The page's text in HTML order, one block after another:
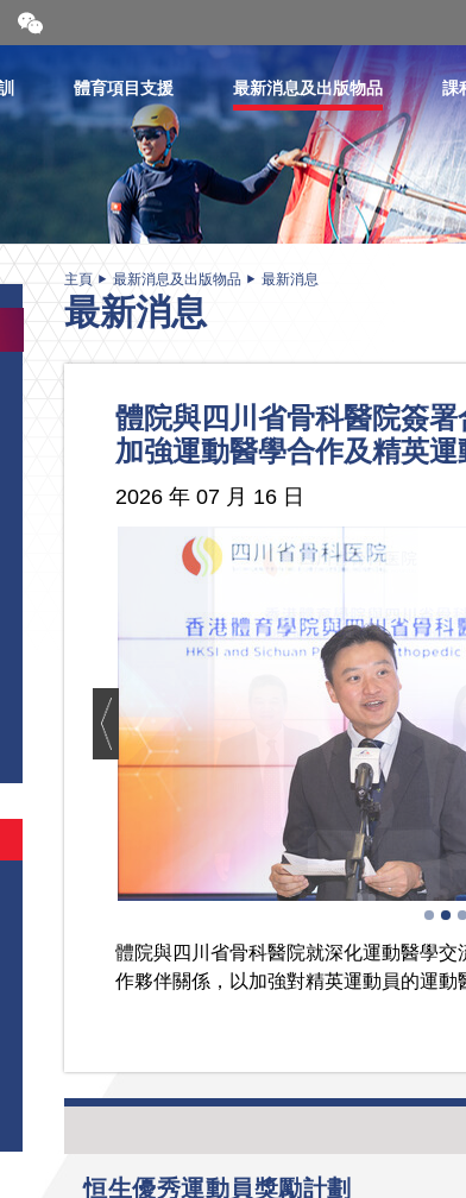
開
合
二
維
體育項目支援 最新消息及出版物品 課
主頁 最新消息及出版物品 最新消息
最新消息
體院與四川省骨科醫院簽
加強運動醫學合作及精英運
2026 年 07 月 16 日
體院與四川省骨科醫院就深化運動醫學
作夥伴關係，以加強對精英運動員的運動
恒生優秀運動員獎勵計劃